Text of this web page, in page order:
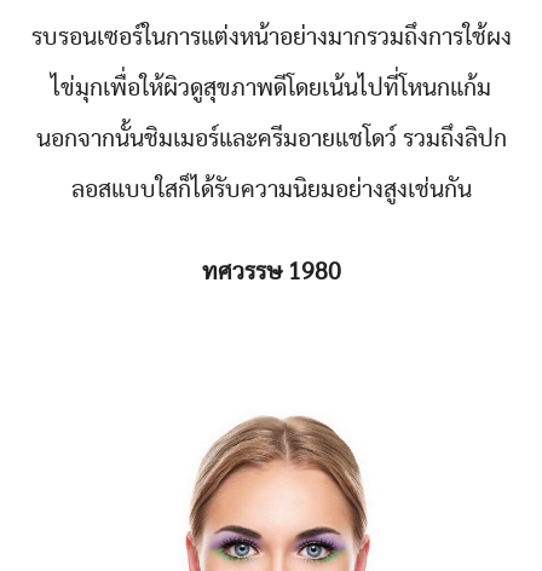
รบรอนเซอร์ในการแต่งหน้าอย่างมากรวมถึงการใช้ผง
ไข่มุกเพื่อให้ผิวดูสุขภาพดีโดยเน้นไปที่โหนกแก้ม
นอกจากนั้นชิมเมอร์และครีมอายแชโดว์ รวมถึงลิปก
ลอสแบบใสก็ได้รับความนิยมอย่างสูงเช่นกัน
ทศวรรษ 1980